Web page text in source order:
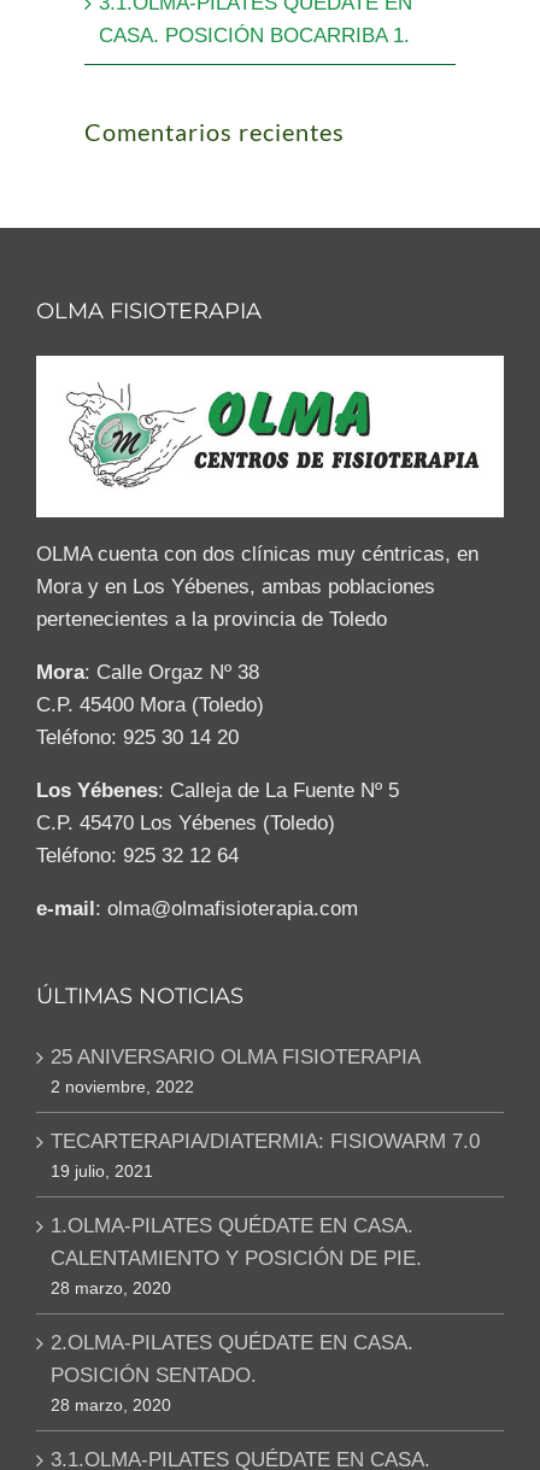
CASA. POSICIÓN BOCARRIBA 1.
Comentarios recientes
OLMA FISIOTERAPIA
OLMA cuenta con dos clínicas muy céntricas, en
Mora y en Los Yébenes, ambas poblaciones
pertenecientes a la provincia de Toledo
Mora: Calle Orgaz Nº 38
C.P. 45400 Mora (Toledo)
Teléfono: 925 30 14 20
Los Yébenes: Calleja de La Fuente Nº 5
C.P. 45470 Los Yébenes (Toledo)
Teléfono: 925 32 12 64
e-mail: olma@olmafisioterapia.com
ÚLTIMAS NOTICIAS
25 ANIVERSARIO OLMA FISIOTERAPIA
2 noviembre, 2022
TECARTERAPIA/DIATERMIA: FISIOWARM 7.0
19 julio, 2021
1.OLMA-PILATES QUÉDATE EN CASA.
CALENTAMIENTO Y POSICIÓN DE PIE.
28 marzo, 2020
2.OLMA-PILATES QUÉDATE EN CASA.
POSICIÓN SENTADO.
28 marzo, 2020
3.1.OLMA-PILATES QUÉDATE EN CASA.